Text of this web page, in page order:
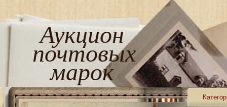
Аукцион
почтовых
марок